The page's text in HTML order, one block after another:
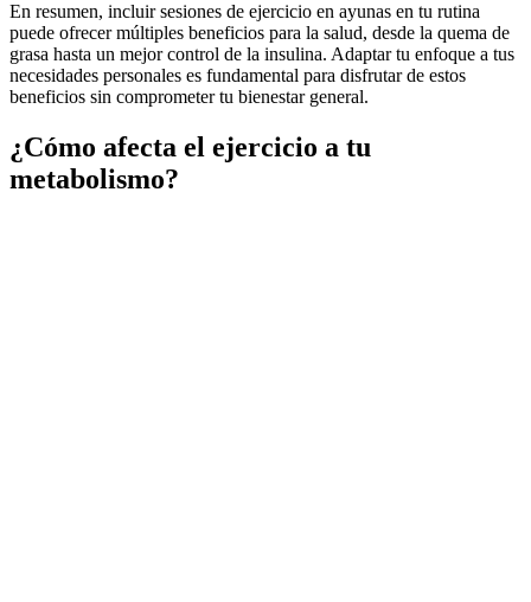
En resumen, incluir sesiones de ejercicio en ayunas en tu rutina
puede ofrecer múltiples beneficios para la salud, desde la quema de
grasa hasta un mejor control de la insulina. Adaptar tu enfoque a tus
necesidades personales es fundamental para disfrutar de estos
beneficios sin comprometer tu bienestar general.
¿Cómo afecta el ejercicio a tu
metabolismo?